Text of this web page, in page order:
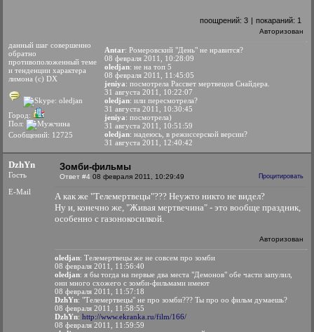
данный шаг совершенно
обратно
противоположенный теме
и тенденции характера
лимона (с) DX
Город:
Пол:
Сообщений: 12725
поощрений: 3 | покараний: 1
Авторизован
Antar: Ромеровский "День" не нравится?
08 февраля 2011, 10:28:09
oledjan: не на топ 5
08 февраля 2011, 11:45:05
jeniya: посмотрела Рассвет мертвецов Снайдера.
31 августа 2011, 10:22:07
oledjan: или пересмотрела?
31 августа 2011, 10:30:45
jeniya: посмотрела)
31 августа 2011, 10:51:59
oledjan: надеюсь, в режиссерской версии?
31 августа 2011, 12:40:42
DzhYn
Гость
E-Mail
Зомби-фильмы
Ответ #4 08 февраля 2011, 10:29:49 Процитировать
А как же "Телемертвецы"??? Неужто никто не видел?
Ну и, конечно же, "Живая мертвечина" - это вообще праздник,
особенно с газонокосилкой.
Авторизован
oledjan: Телемертвецы же не совсем про зомби
08 февраля 2011, 11:56:40
oledjan: я бы тогда на первые два места "Демонов" обе части запулил,
они много схожего с зомби-фильмами имеют
08 февраля 2011, 11:57:18
DzhYn: "Телемертвецы" не про зомби??? Ты про оо фильм думаешь?
08 февраля 2011, 11:58:55
DzhYn: http://www.ekranka.ru/film/166/
08 февраля 2011, 11:59:59